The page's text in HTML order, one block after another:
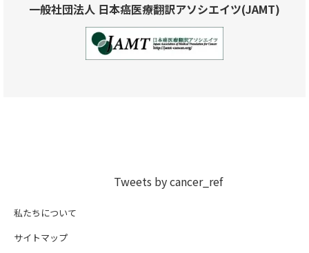
一般社団法人 日本癌医療翻訳アソシエイツ(JAMT)
Tweets by cancer_ref
私たちについて
サイトマップ